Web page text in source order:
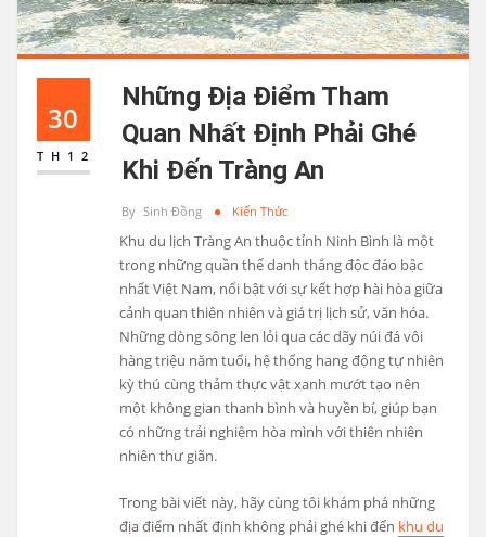
30
TH12
Những Địa Điểm Tham
Quan Nhất Định Phải Ghé
Khi Đến Tràng An
By Sinh Đồng Kiến Thức
Khu du lịch Tràng An thuộc tỉnh Ninh Bình là một
trong những quần thể danh thắng độc đáo bậc
nhất Việt Nam, nổi bật với sự kết hợp hài hòa giữa
cảnh quan thiên nhiên và giá trị lịch sử, văn hóa.
Những dòng sông len lỏi qua các dãy núi đá vôi
hàng triệu năm tuổi, hệ thống hang động tự nhiên
kỳ thú cùng thảm thực vật xanh mướt tạo nên
một không gian thanh bình và huyền bí, giúp bạn
có những trải nghiệm hòa mình với thiên nhiên
nhiên thư giãn.
Trong bài viết này, hãy cùng tôi khám phá những
địa điểm nhất định không phải ghé khi đến khu du